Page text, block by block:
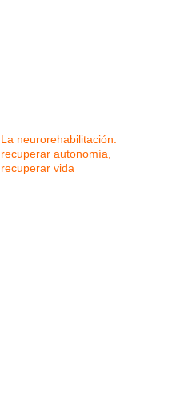
La neurorehabilitación:
recuperar autonomía,
recuperar vida